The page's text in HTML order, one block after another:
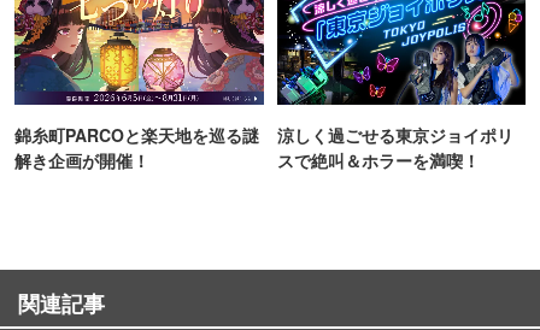
錦糸町PARCOと楽天地を巡る謎
解き企画が開催！
涼しく過ごせる東京ジョイポリ
スで絶叫＆ホラーを満喫！
関連記事